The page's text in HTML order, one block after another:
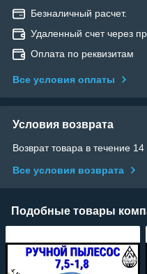
Безналичный расчет.
Удаленный счет через
Оплата по реквизитам
Все условия оплаты
Условия возврата
Возврат товара в течение
Все условия возврата
Подобные товары